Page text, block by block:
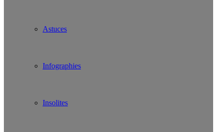
Astuces
Infographies
Insolites